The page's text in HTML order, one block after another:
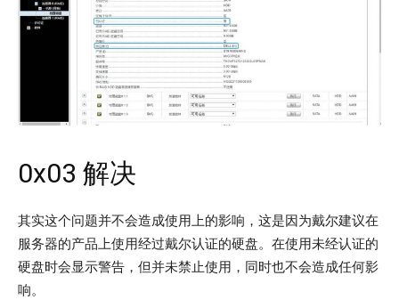
0x03 解决
其实这个问题并不会造成使用上的影响，这是因为戴尔建议在
服务器的产品上使用经过戴尔认证的硬盘。在使用未经认证的
硬盘时会显示警告，但并未禁止使用，同时也不会造成任何影
响。